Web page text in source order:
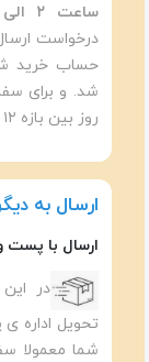
ساعت ۲ الی ۷ عصر
حساب خرید
روز بین بازه ۱۲ الی ۷ عصر انجام خواهد شد .
ارسال به
ارسال با
در
تحویل اداره